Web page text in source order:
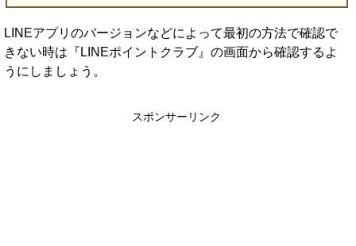
LINEアプリのバージョンなどによって最初の方法で確認で
きない時は『LINEポイントクラブ』の画面から確認するよ
うにしましょう。
スポンサーリンク